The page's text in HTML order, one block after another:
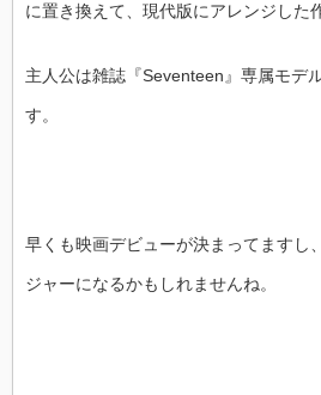
に置き換えて、現代版にアレンジした
主人公は雑誌『Seventeen』専属モデ
す。
早くも映画デビューが決まってますし
ジャーになるかもしれませんね。